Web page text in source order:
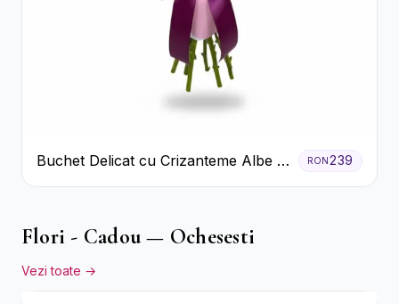
Buchet Delicat cu Crizanteme Albe și
Mov
RON239
Flori - Cadou — Ochesesti
Vezi toate →